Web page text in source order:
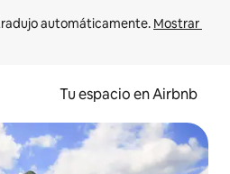
automáticamente. Mostrar
Tu espacio en Airbnb